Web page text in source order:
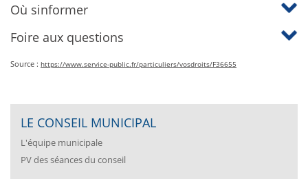
Où sinformer
Foire aux questions
Source : https://www.service-public.fr/particuliers/vosdroits/F36655
LE CONSEIL MUNICIPAL
L'équipe municipale
PV des séances du conseil